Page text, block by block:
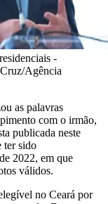
-
Agência
as palavras
com o irmão,
publicada neste
ter sido
2022, em que
válidos.
no Ceará por